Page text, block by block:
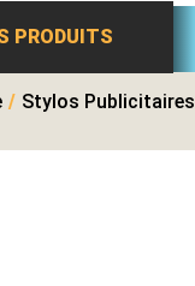
PRODUITS
/ Stylos Publicitaires